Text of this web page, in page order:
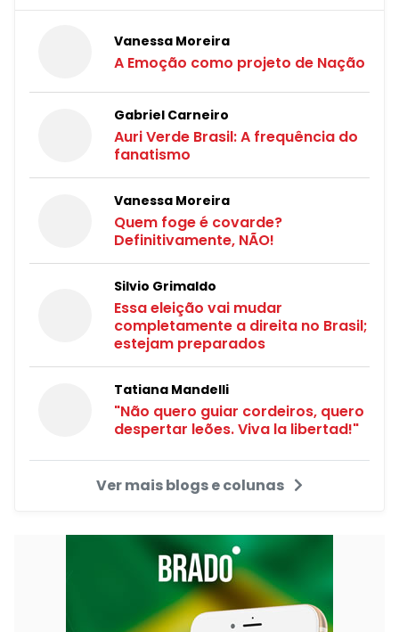
Vanessa Moreira
A Emoção como projeto de Nação
Gabriel Carneiro
Auri Verde Brasil: A frequência do
fanatismo
Vanessa Moreira
Quem foge é covarde?
Definitivamente, NÃO!
Silvio Grimaldo
Essa eleição vai mudar
completamente a direita no Brasil;
estejam preparados
Tatiana Mandelli
"Não quero guiar cordeiros, quero
despertar leões. Viva la libertad!"
Ver mais blogs e colunas